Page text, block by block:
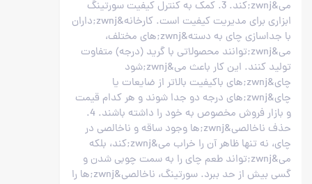
می&zwnj;کند. 3. کمک به کنترل کیفیت سورتینگ
ابزاری برای مدیریت کیفیت است. کارخانه&zwnj;داران
با جداسازی چای به دسته&zwnj;های مختلف،
می&zwnj;توانند محصولاتی با گرید (درجه) متفاوت
تولید کنند. این کار باعث می&zwnj;شود
چای&zwnj;های باکیفیت بالاتر از ضایعات یا
چای&zwnj;های درجه دو جدا شوند و هر کدام قیمت
و بازار فروش مخصوص به خود را داشته باشند. 4.
حذف ناخالصی&zwnj;ها وجود ساقه و ناخالصی در
چای، نه تنها ظاهر آن را خراب می&zwnj;کند، بلکه
می&zwnj;تواند طعم چای را به سمت چوبی شدن و
گسی بیش از حد ببرد. سورتینگ، ناخالصی&zwnj;ها را